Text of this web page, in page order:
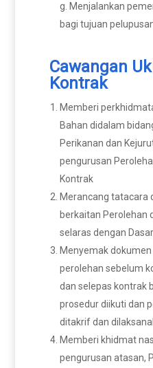
g. Menjalankan
bagi tujuan
Cawangan
Kontrak
Memberi
Bahan didalam
Perikanan dan
pengurusan
Kontrak
Merancang tatacara
berkaitan Perolehan
selaras dengan
Menyemak
perolehan sebelum
dan selepas kontrak
prosedur diikuti dan
ditakrif dan
Memberi khidmat
pengurusan atasan,